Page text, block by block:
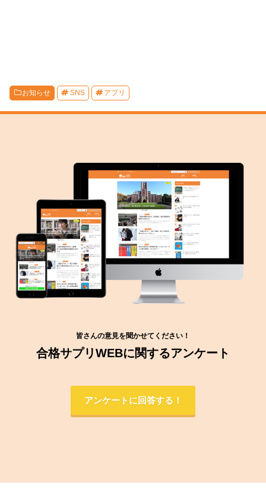
お知らせ SNS アプリ
皆さんの意見を聞かせてください！
合格サプリWEBに関するアンケート
アンケートに回答する！